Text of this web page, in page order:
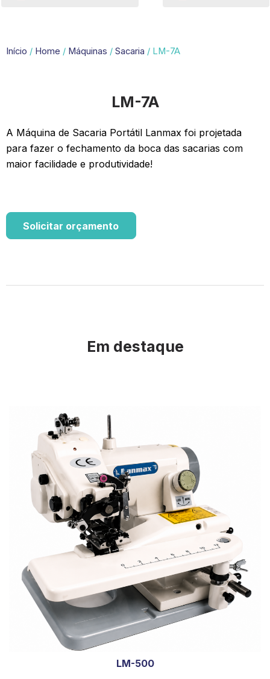
Início / Home / Máquinas / Sacaria / LM-7A
LM-7A
A Máquina de Sacaria Portátil Lanmax foi projetada
para fazer o fechamento da boca das sacarias com
maior facilidade e produtividade!
Solicitar orçamento
Em destaque
LM-500